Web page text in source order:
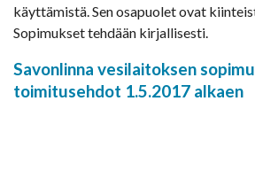
käyttämistä. Sen osapuolet ovat
Sopimukset tehdään kirjallisesti.
Savonlinna vesilaitoksen
toimitusehdot 1.5.2017 alkaen